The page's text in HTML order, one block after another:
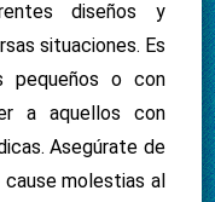
diseños y
situaciones. Es
pequeños o con
a aquellos con
Asegúrate de
cause molestias al